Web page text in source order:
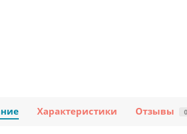
Характеристики Отзывы 0